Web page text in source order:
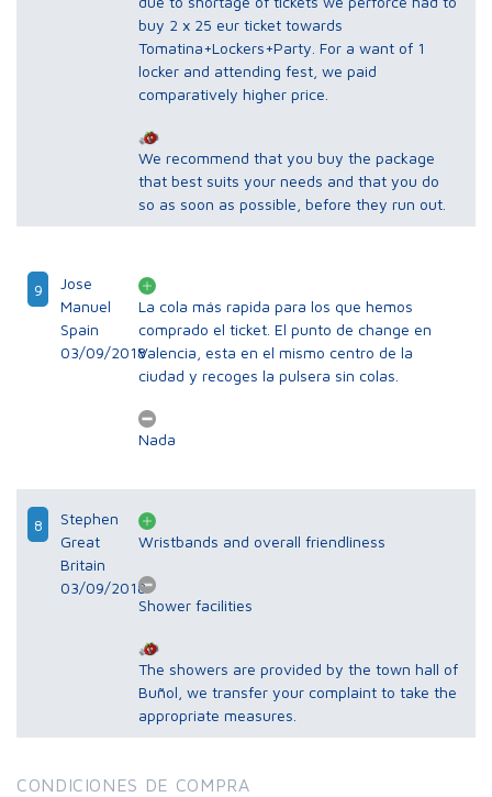
buy 2 x 25 eur ticket towards
Tomatina+Lockers+Party. For a want of 1
locker and attending fest, we paid
comparatively higher price.
We recommend that you buy the package
that best suits your needs and that you do
so as soon as possible, before they run out.
9
Jose
Manuel
Spain
03/09/2018
La cola más rapida para los que hemos
comprado el ticket. El punto de change en
Valencia, esta en el mismo centro de la
ciudad y recoges la pulsera sin colas.
Nada
8
Stephen
Great
Britain
03/09/2018
Wristbands and overall friendliness
Shower facilities
The showers are provided by the town hall of
Buñol, we transfer your complaint to take the
appropriate measures.
CONDICIONES DE COMPRA